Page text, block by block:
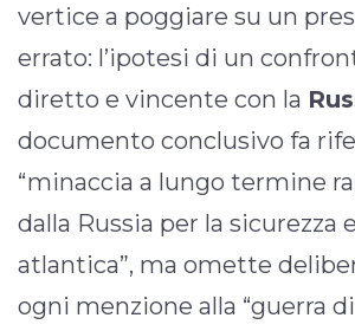
vertice a poggiare su un
errato: l’ipotesi di un
diretto e vincente con la
documento conclusivo fa
“minaccia a lungo termine
dalla Russia per la sicurezza
atlantica”, ma omette
ogni menzione alla “guerra